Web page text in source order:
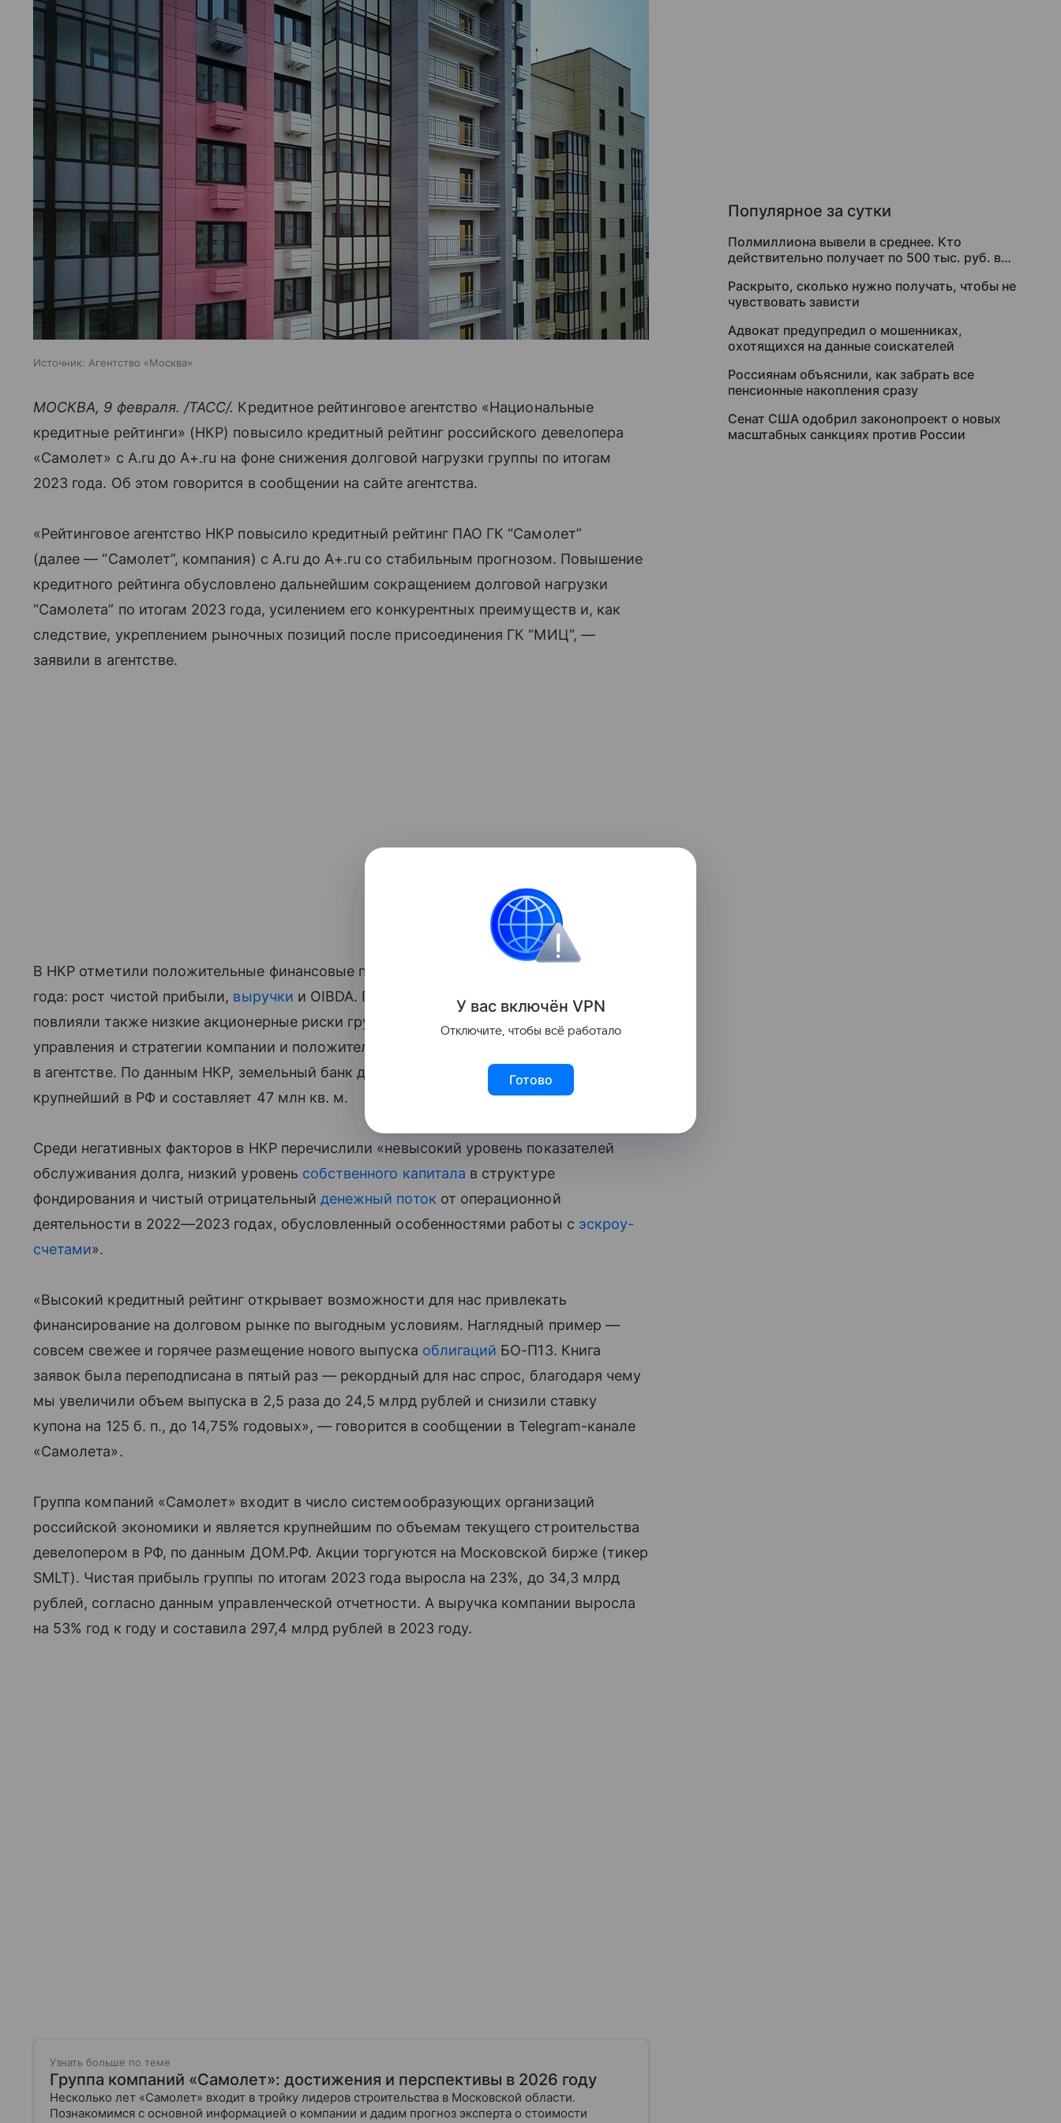
Источник: Агентство «Москва»
МОСКВА, 9 февраля. /ТАСС/. Кредитное рейтинговое агентство «Национальные
кредитные рейтинги» (НКР) повысило кредитный рейтинг российского девелопера
«Самолет» с A.ru до A+.ru на фоне снижения долговой нагрузки группы по итогам
2023 года. Об этом говорится в сообщении на сайте агентства.
«Рейтинговое агентство НКР повысило кредитный рейтинг ПАО ГК “Самолет”
(далее — “Самолет”, компания) с A.ru до A+.ru со стабильным прогнозом. Повышение
кредитного рейтинга обусловлено дальнейшим сокращением долговой нагрузки
“Самолета” по итогам 2023 года, усилением его конкурентных преимуществ и, как
следствие, укреплением рыночных позиций после присоединения ГК “МИЦ”, —
заявили в агентстве.
В НКР отметили положительные финансовые показатели компании по итогам 2023
года: рост чистой прибыли, выручки и OIBDA. Позитивно на кредитное качество
повлияли также низкие акционерные риски группы, высокая оценка системы
управления и стратегии компании и положительная кредитная история, добавили
в агентстве. По данным НКР, земельный банк девелопера в настоящий момент
крупнейший в РФ и составляет 47 млн кв. м.
Среди негативных факторов в НКР перечислили «невысокий уровень показателей
обслуживания долга, низкий уровень собственного капитала в структуре
фондирования и чистый отрицательный денежный поток от операционной
деятельности в 2022—2023 годах, обусловленный особенностями работы с эскроу-
счетами».
«Высокий кредитный рейтинг открывает возможности для нас привлекать
финансирование на долговом рынке по выгодным условиям. Наглядный пример —
совсем свежее и горячее размещение нового выпуска облигаций БО-П13. Книга
заявок была переподписана в пятый раз — рекордный для нас спрос, благодаря чему
мы увеличили объем выпуска в 2,5 раза до 24,5 млрд рублей и снизили ставку
купона на 125 б. п., до 14,75% годовых», — говорится в сообщении в Telegram-канале
«Самолета».
Группа компаний «Самолет» входит в число системообразующих организаций
российской экономики и является крупнейшим по объемам текущего строительства
девелопером в РФ, по данным ДОМ.РФ. Акции торгуются на Московской бирже (тикер
SMLT). Чистая прибыль группы по итогам 2023 года выросла на 23%, до 34,3 млрд
рублей, согласно данным управленческой отчетности. А выручка компании выросла
на 53% год к году и составила 297,4 млрд рублей в 2023 году.
Узнать больше по теме
Группа компаний «Самолет»: достижения и перспективы в 2026 году
Несколько лет «Самолет» входит в тройку лидеров строительства в Московской области.
Познакомимся с основной информацией о компании и дадим прогноз эксперта о стоимости
Популярное за сутки
Полмиллиона вывели в среднее. Кто
действительно получает по 500 тыс. руб. в
Раскрыто, сколько нужно получать, чтобы не
чувствовать зависти
Адвокат предупредил о мошенниках,
охотящихся на данные соискателей
Россиянам объяснили, как забрать все
пенсионные накопления сразу
Сенат США одобрил законопроект о новых
масштабных санкциях против России
У вас включён VPN
Отключите, чтобы всё работало
Готово